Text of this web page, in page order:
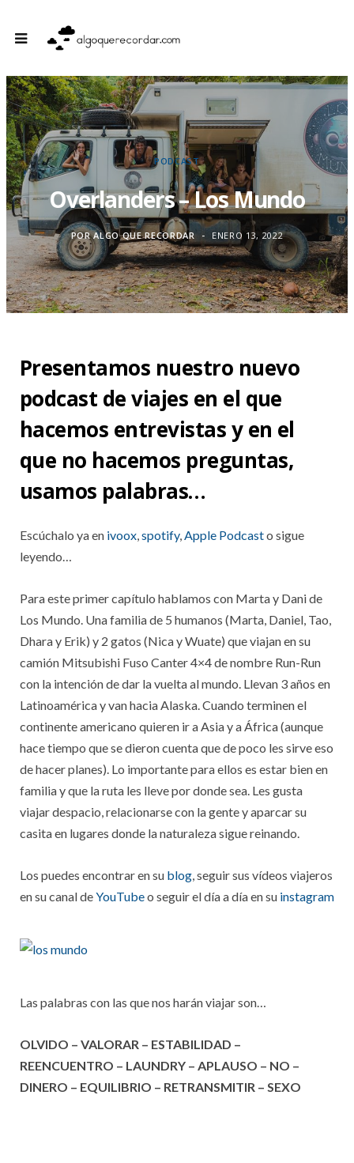
PODCAST
Overlanders – Los Mundo
PORALGO QUE RECORDAR ENERO 13, 2022
Presentamos nuestro nuevo
podcast de viajes en el que
hacemos entrevistas y en el
que no hacemos preguntas,
usamos palabras…
Escúchalo ya en ivoox,spotify,Apple Podcasto sigue
leyendo…
Para este primer capítulo hablamos con Marta y Dani de
Los Mundo. Una familia de 5 humanos (Marta, Daniel, Tao,
Dhara y Erik) y 2 gatos (Nica y Wuate) que viajan en su
camión Mitsubishi Fuso Canter 4×4 de nombre Run-Run
con la intención de dar la vuelta al mundo. Llevan 3 años en
Latinoamérica y van hacia Alaska. Cuando terminen el
continente americano quieren ir a Asia y a África (aunque
hace tiempo que se dieron cuenta que de poco les sirve eso
de hacer planes). Lo importante para ellos es estar bien en
familia y que la ruta les lleve por donde sea. Les gusta
viajar despacio, relacionarse con la gente y aparcar su
casita en lugares donde la naturaleza sigue reinando.
Los puedes encontrar en su blog, seguir sus vídeos viajeros
en su canal deYouTubeo seguir el día a día en su instagram
Las palabras con las que nos harán viajar son…
OLVIDO – VALORAR – ESTABILIDAD –
REENCUENTRO – LAUNDRY – APLAUSO – NO –
DINERO – EQUILIBRIO – RETRANSMITIR – SEXO